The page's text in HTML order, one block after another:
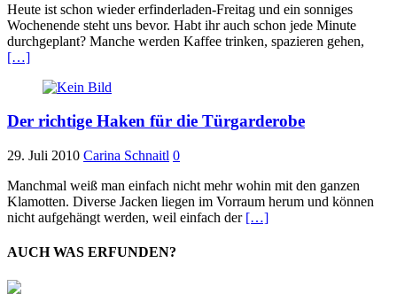
Heute ist schon wieder erfinderladen-Freitag und ein sonniges
Wochenende steht uns bevor. Habt ihr auch schon jede Minute
durchgeplant? Manche werden Kaffee trinken, spazieren gehen,
[…]
Der richtige Haken für die Türgarderobe
29. Juli 2010 Carina Schnaitl 0
Manchmal weiß man einfach nicht mehr wohin mit den ganzen
Klamotten. Diverse Jacken liegen im Vorraum herum und können
nicht aufgehängt werden, weil einfach der […]
AUCH WAS ERFUNDEN?